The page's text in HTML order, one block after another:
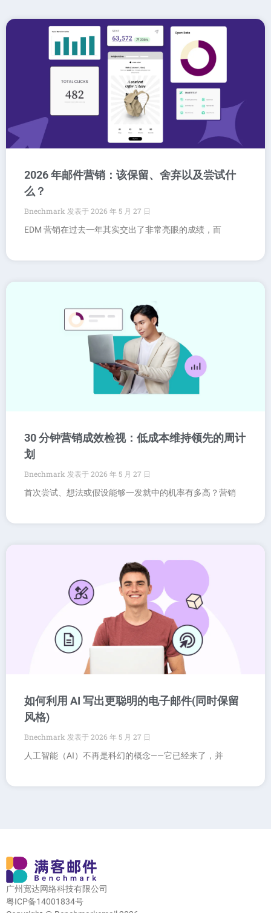
2026 年邮件营销：该保留、舍弃以及尝试什
么？
Bnechmark
2026 年 5 月 27 日
EDM 营销在过去一年其实交出了非常亮眼的成绩，而
30 分钟营销成效检视：低成本维持领先的周计
划
Bnechmark
2026 年 5 月 27 日
首次尝试、想法或假设能够一发就中的机率有多高？营销
如何利用 AI 写出更聪明的电子邮件(同时保留
风格)
Bnechmark
2026 年 5 月 27 日
人工智能（AI）不再是科幻的概念——它已经来了，并
广州宽达网络科技有限公司
粤ICP备14001834号